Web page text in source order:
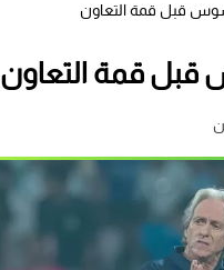
قبل قمة التعاون
قبل قمة التعاون